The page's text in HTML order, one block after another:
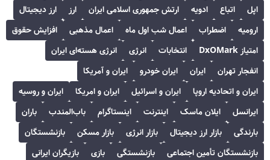
اپل
اتباع ادویه ارتش جمهوری اسلامی ایران ارز
ارز دیجیتال
ارومیه
اضطراب اعمال شب اول ماه اعمال مذهبی
افزایش حقوق
امتیاز DxOMark
انتخابات انرژی
انرژی هسته‌ای ایران
انفجار تهران
ایران ایران خودرو
ایران و آمریکا
ایران و اتحادیه اروپا
ایران و اسرائیل ایران و امریکا
ایران و روسیه
ایرانسل
ایلان ماسک اینترنت اینستاگرام باب‌المندب
باران
بارندگی
بازار ارز دیجیتال بازار انرژی بازار مسکن
بازنشستگان
بازنشستگان تأمین اجتماعی
بازنشستگی بازی
بازیگران ایرانی